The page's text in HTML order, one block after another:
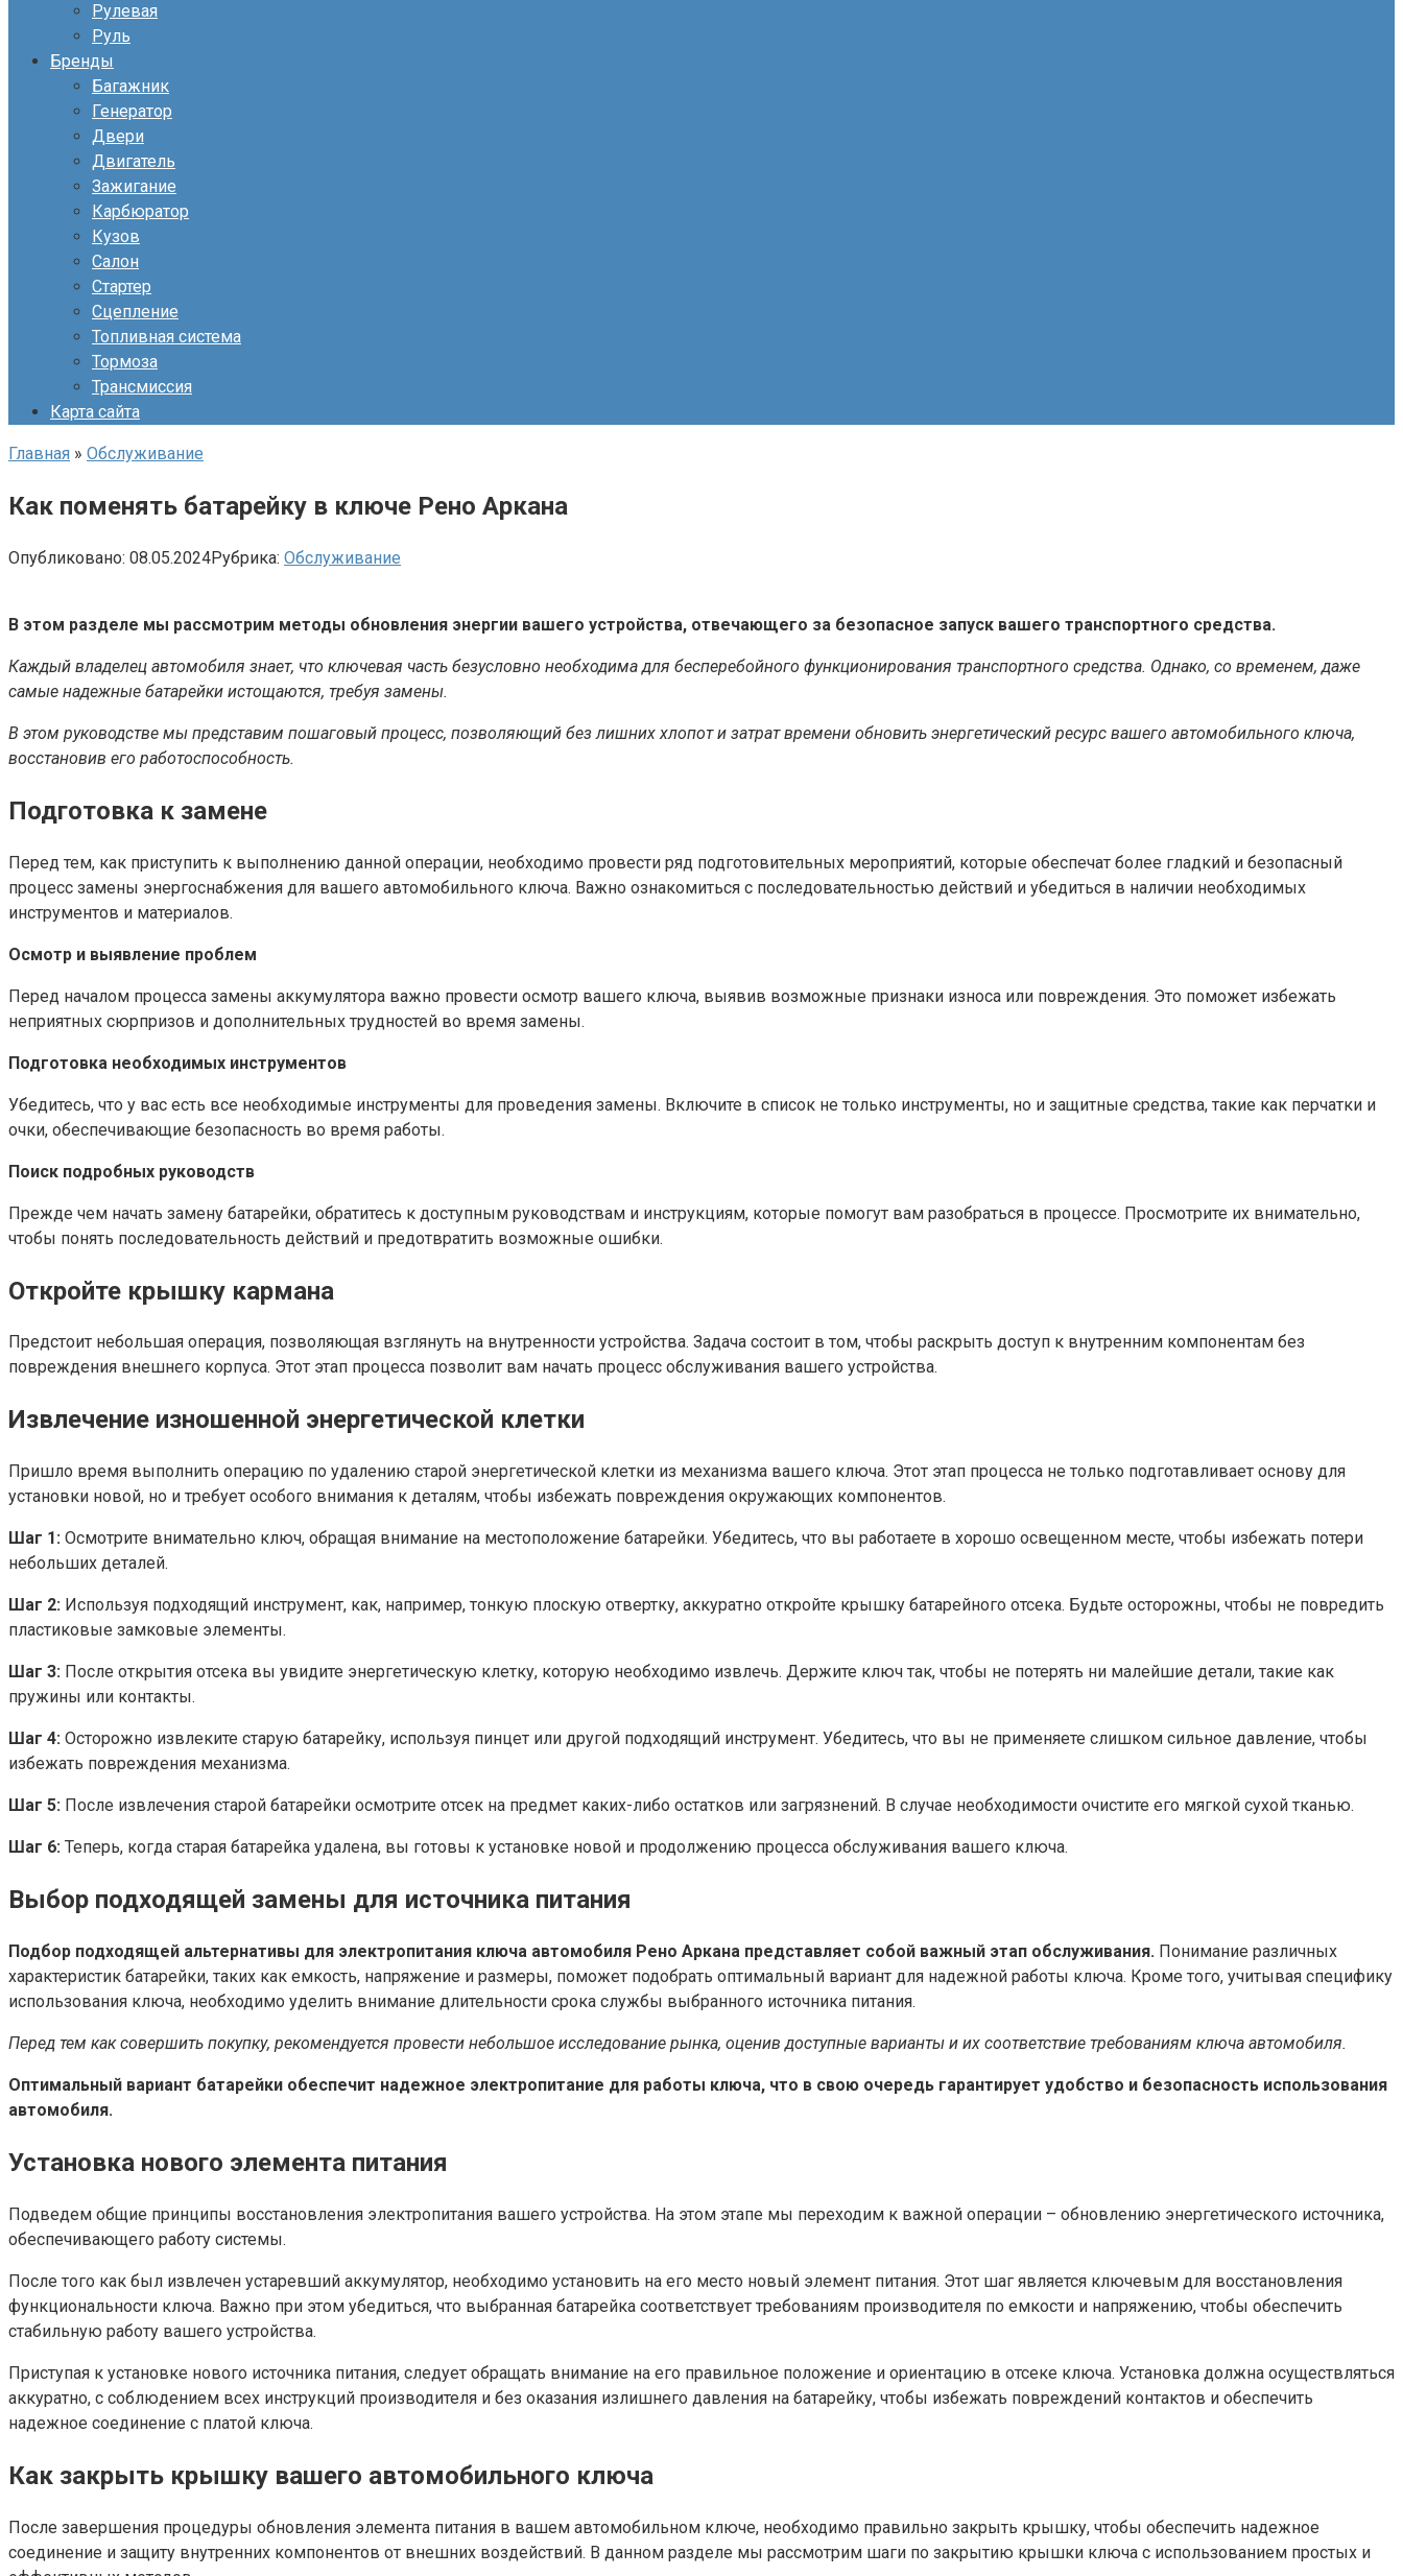
Рулевая
Руль
Бренды
Багажник
Генератор
Двери
Двигатель
Зажигание
Карбюратор
Кузов
Салон
Стартер
Сцепление
Топливная система
Тормоза
Трансмиссия
Карта сайта
Главная » Обслуживание
Как поменять батарейку в ключе Рено Аркана
Опубликовано: 08.05.2024Рубрика: Обслуживание
В этом разделе мы рассмотрим методы обновления энергии вашего устройства, отвечающего за безопасное запуск вашего транспортного средства.
Каждый владелец автомобиля знает, что ключевая часть безусловно необходима для бесперебойного функционирования транспортного средства. Однако, со временем, даже
самые надежные батарейки истощаются, требуя замены.
В этом руководстве мы представим пошаговый процесс, позволяющий без лишних хлопот и затрат времени обновить энергетический ресурс вашего автомобильного ключа,
восстановив его работоспособность.
Подготовка к замене
Перед тем, как приступить к выполнению данной операции, необходимо провести ряд подготовительных мероприятий, которые обеспечат более гладкий и безопасный
процесс замены энергоснабжения для вашего автомобильного ключа. Важно ознакомиться с последовательностью действий и убедиться в наличии необходимых
инструментов и материалов.
Осмотр и выявление проблем
Перед началом процесса замены аккумулятора важно провести осмотр вашего ключа, выявив возможные признаки износа или повреждения. Это поможет избежать
неприятных сюрпризов и дополнительных трудностей во время замены.
Подготовка необходимых инструментов
Убедитесь, что у вас есть все необходимые инструменты для проведения замены. Включите в список не только инструменты, но и защитные средства, такие как перчатки и
очки, обеспечивающие безопасность во время работы.
Поиск подробных руководств
Прежде чем начать замену батарейки, обратитесь к доступным руководствам и инструкциям, которые помогут вам разобраться в процессе. Просмотрите их внимательно,
чтобы понять последовательность действий и предотвратить возможные ошибки.
Откройте крышку кармана
Предстоит небольшая операция, позволяющая взглянуть на внутренности устройства. Задача состоит в том, чтобы раскрыть доступ к внутренним компонентам без
повреждения внешнего корпуса. Этот этап процесса позволит вам начать процесс обслуживания вашего устройства.
Извлечение изношенной энергетической клетки
Пришло время выполнить операцию по удалению старой энергетической клетки из механизма вашего ключа. Этот этап процесса не только подготавливает основу для
установки новой, но и требует особого внимания к деталям, чтобы избежать повреждения окружающих компонентов.
Шаг 1: Осмотрите внимательно ключ, обращая внимание на местоположение батарейки. Убедитесь, что вы работаете в хорошо освещенном месте, чтобы избежать потери
небольших деталей.
Шаг 2: Используя подходящий инструмент, как, например, тонкую плоскую отвертку, аккуратно откройте крышку батарейного отсека. Будьте осторожны, чтобы не повредить
пластиковые замковые элементы.
Шаг 3: После открытия отсека вы увидите энергетическую клетку, которую необходимо извлечь. Держите ключ так, чтобы не потерять ни малейшие детали, такие как
пружины или контакты.
Шаг 4: Осторожно извлеките старую батарейку, используя пинцет или другой подходящий инструмент. Убедитесь, что вы не применяете слишком сильное давление, чтобы
избежать повреждения механизма.
Шаг 5: После извлечения старой батарейки осмотрите отсек на предмет каких-либо остатков или загрязнений. В случае необходимости очистите его мягкой сухой тканью.
Шаг 6: Теперь, когда старая батарейка удалена, вы готовы к установке новой и продолжению процесса обслуживания вашего ключа.
Выбор подходящей замены для источника питания
Подбор подходящей альтернативы для электропитания ключа автомобиля Рено Аркана представляет собой важный этап обслуживания. Понимание различных
характеристик батарейки, таких как емкость, напряжение и размеры, поможет подобрать оптимальный вариант для надежной работы ключа. Кроме того, учитывая специфику
использования ключа, необходимо уделить внимание длительности срока службы выбранного источника питания.
Перед тем как совершить покупку, рекомендуется провести небольшое исследование рынка, оценив доступные варианты и их соответствие требованиям ключа автомобиля.
Оптимальный вариант батарейки обеспечит надежное электропитание для работы ключа, что в свою очередь гарантирует удобство и безопасность использования
автомобиля.
Установка нового элемента питания
Подведем общие принципы восстановления электропитания вашего устройства. На этом этапе мы переходим к важной операции – обновлению энергетического источника,
обеспечивающего работу системы.
После того как был извлечен устаревший аккумулятор, необходимо установить на его место новый элемент питания. Этот шаг является ключевым для восстановления
функциональности ключа. Важно при этом убедиться, что выбранная батарейка соответствует требованиям производителя по емкости и напряжению, чтобы обеспечить
стабильную работу вашего устройства.
Приступая к установке нового источника питания, следует обращать внимание на его правильное положение и ориентацию в отсеке ключа. Установка должна осуществляться
аккуратно, с соблюдением всех инструкций производителя и без оказания излишнего давления на батарейку, чтобы избежать повреждений контактов и обеспечить
надежное соединение с платой ключа.
Как закрыть крышку вашего автомобильного ключа
После завершения процедуры обновления элемента питания в вашем автомобильном ключе, необходимо правильно закрыть крышку, чтобы обеспечить надежное
соединение и защиту внутренних компонентов от внешних воздействий. В данном разделе мы рассмотрим шаги по закрытию крышки ключа с использованием простых и